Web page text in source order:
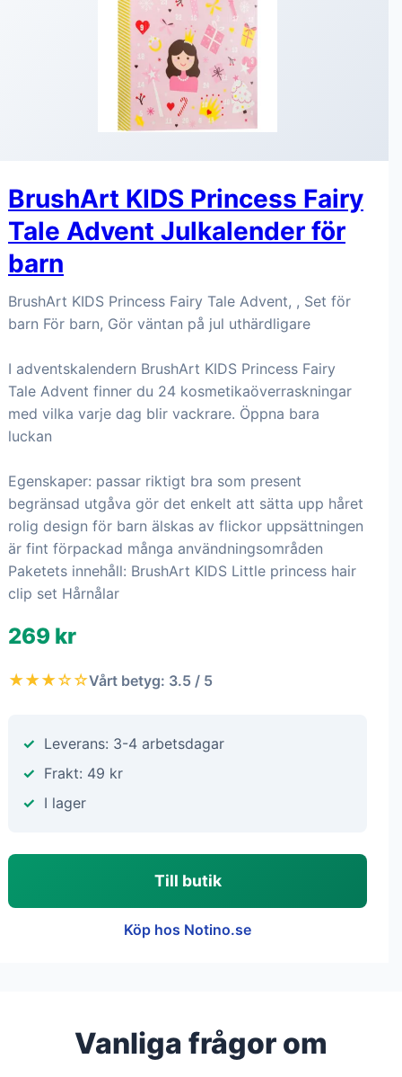
BrushArt KIDS Princess Fairy
Tale Advent Julkalender för
barn
BrushArt KIDS Princess Fairy Tale Advent, , Set för
barn För barn, Gör väntan på jul uthärdligare
I adventskalendern BrushArt KIDS Princess Fairy
Tale Advent finner du 24 kosmetikaöverraskningar
med vilka varje dag blir vackrare. Öppna bara
luckan
Egenskaper: passar riktigt bra som present
begränsad utgåva gör det enkelt att sätta upp håret
rolig design för barn älskas av flickor uppsättningen
är fint förpackad många användningsområden
Paketets innehåll: BrushArt KIDS Little princess hair
clip set Hårnålar
269 kr
★★★☆☆Vårt betyg: 3.5 / 5
Leverans: 3-4 arbetsdagar
Frakt: 49 kr
I lager
Till butik
Köp hos Notino.se
Vanliga frågor om